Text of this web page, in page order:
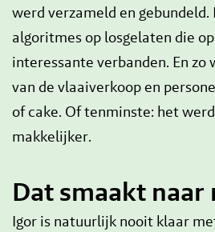
werd verzameld en gebundeld.
algoritmes op losgelaten die
interessante verbanden. En zo
van de vlaaiverkoop en
of cake. Of tenminste: het
makkelijker.
Dat smaakt naar
Igor is natuurlijk nooit klaar